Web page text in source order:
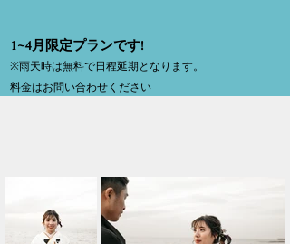
​1~4月限定プランです!
※雨天時は無料で日程延期となります。
料金はお問い合わせください